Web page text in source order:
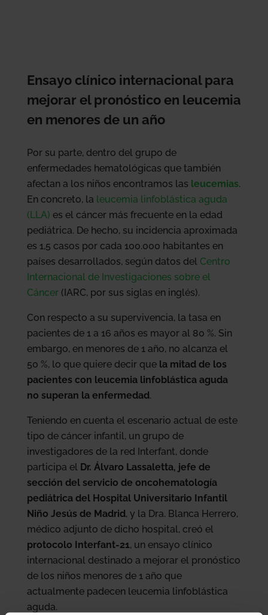
Ensayo clínico internacional para
mejorar el pronóstico en leucemia
en menores de un año
Por su parte, dentro del grupo de
enfermedades hematológicas que también
afectan a los niños encontramos las leucemias.
En concreto, la leucemia linfoblástica aguda
(LLA) es el cáncer más frecuente en la edad
pediátrica. De hecho, su incidencia aproximada
es 1,5 casos por cada 100.000 habitantes en
países desarrollados, según datos del Centro
Internacional de Investigaciones sobre el
Cáncer(IARC, por sus siglas en inglés).
Con respecto a su supervivencia, la tasa en
pacientes de 1 a 16 años es mayor al 80 %. Sin
embargo, en menores de 1 año, no alcanza el
50 %, lo que quiere decir que la mitad de los
pacientes con leucemia linfoblástica aguda
no superan la enfermedad.
Teniendo en cuenta el escenario actual de este
tipo de cáncer infantil, un grupo de
investigadores de la red Interfant, donde
participa el Dr. Álvaro Lassaletta, jefe de
sección del servicio de oncohematología
pediátrica del Hospital Universitario Infantil
Niño Jesús de Madrid, y la Dra. Blanca Herrero,
médico adjunto de dicho hospital, creó el
protocolo Interfant-21, un ensayo clínico
internacional destinado a mejorar el pronóstico
de los niños menores de 1 año que
actualmente padecen leucemia linfoblástica
aguda.